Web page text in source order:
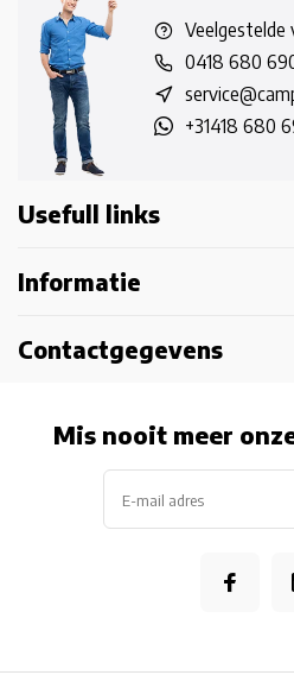
Veelgestelde
0418 680
+31418 680
Usefull links
Informatie
Contactgegevens
Mis nooit meer